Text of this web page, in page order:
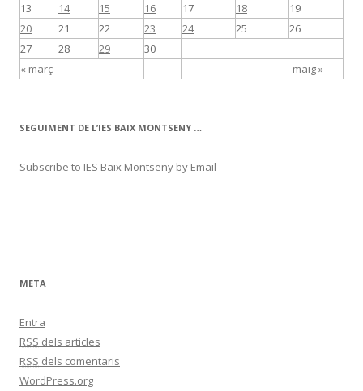
« març maig »
13
14 15 16 17 18
19
20
21 22 23 24 25
26
27
28 29 30
SEGUIMENT DE L’IES BAIX MONTSENY …
Subscribe to IES Baix Montseny by Email
META
Entra
RSS dels articles
RSS dels comentaris
WordPress.org